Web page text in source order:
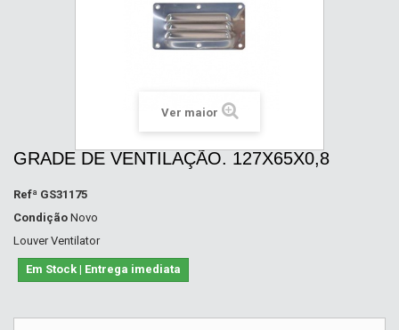
Ver maior
GRADE DE VENTILAÇÃO. 127X65X0,8
Refª GS31175
Condição Novo
Louver Ventilator
Em Stock | Entrega imediata